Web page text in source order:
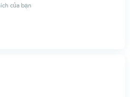
của bạn